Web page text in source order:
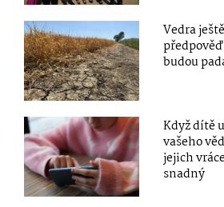
Vedra
budou
Když dítě
vašeho
jejich
snadný